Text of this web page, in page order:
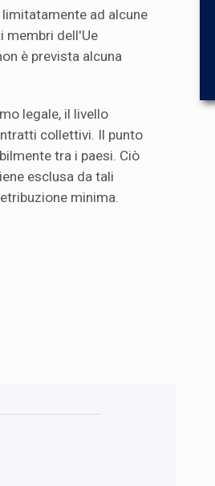
ad alcune
membri dell'Ue
è prevista alcuna
legale, il livello
collettivi. Il punto
tra i paesi. Ciò
esclusa da tali
minima.